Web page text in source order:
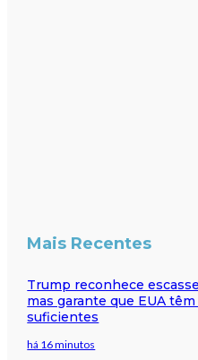
Mais Recentes
Trump reconhece
mas garante que EUA
suficientes
há 16 minutos